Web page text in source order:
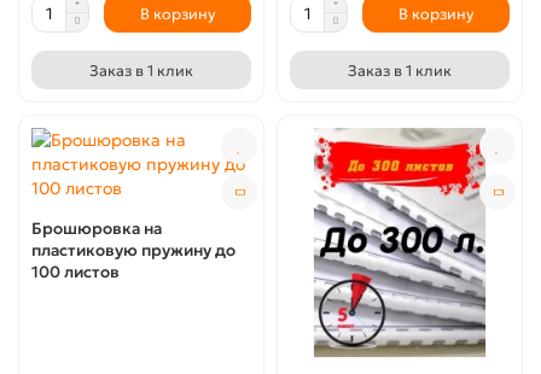
В корзину
Заказ в 1 клик
В корзину
Заказ в 1 клик
Брошюровка на
пластиковую пружину до
100 листов